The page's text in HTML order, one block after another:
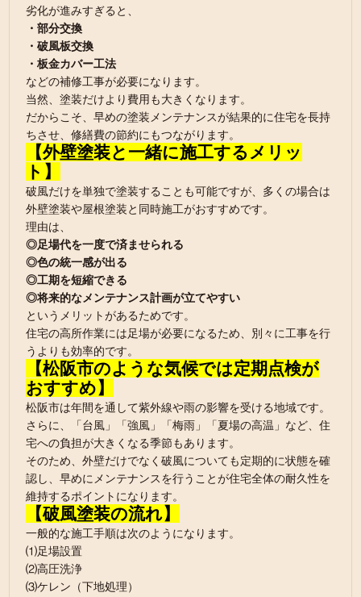
劣化が進みすぎると、
・部分交換
・破風板交換
・板金カバー工法
などの補修工事が必要になります。
当然、塗装だけより費用も大きくなります。
だからこそ、早めの塗装メンテナンスが結果的に住宅を長持
ちさせ、修繕費の節約にもつながります。
【外壁塗装と一緒に施工するメリッ
ト】
破風だけを単独で塗装することも可能ですが、多くの場合は
外壁塗装や屋根塗装と同時施工がおすすめです。
理由は、
◎足場代を一度で済ませられる
◎色の統一感が出る
◎工期を短縮できる
◎将来的なメンテナンス計画が立てやすい
というメリットがあるためです。
住宅の高所作業には足場が必要になるため、別々に工事を行
うよりも効率的です。
【松阪市のような気候では定期点検が
おすすめ】
松阪市は年間を通して紫外線や雨の影響を受ける地域です。
さらに、「台風」「強風」「梅雨」「夏場の高温」など、住
宅への負担が大きくなる季節もあります。
そのため、外壁だけでなく破風についても定期的に状態を確
認し、早めにメンテナンスを行うことが住宅全体の耐久性を
維持するポイントになります。
【破風塗装の流れ】
一般的な施工手順は次のようになります。
⑴足場設置
⑵高圧洗浄
⑶ケレン（下地処理）